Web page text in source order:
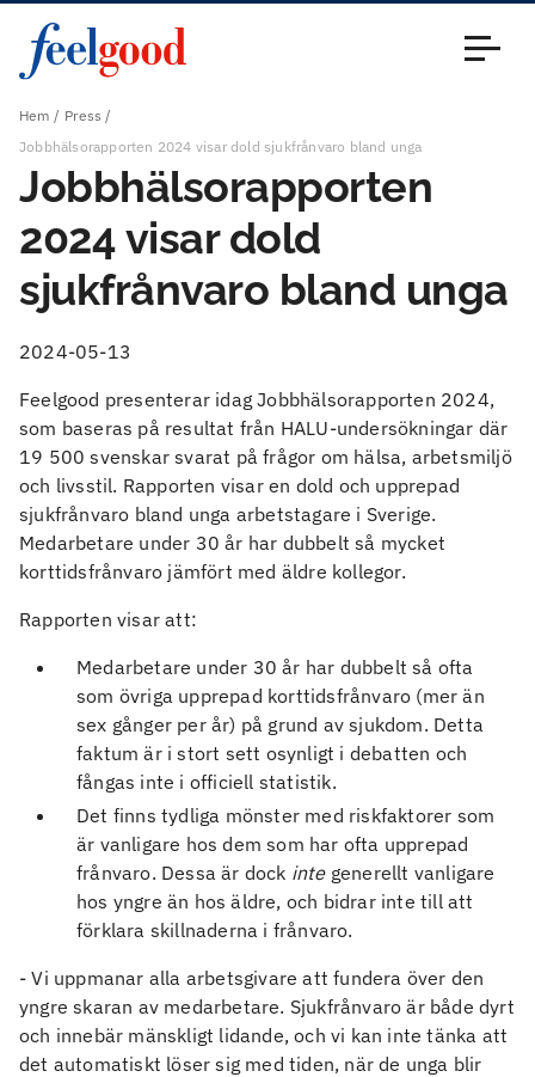
Hem
Press
Jobbhälsorapporten 2024 visar dold sjukfrånvaro bland unga
Jobbhälsorapporten
2024 visar dold
sjukfrånvaro bland unga
2024-05-13
Feelgood presenterar idag Jobbhälsorapporten 2024,
som baseras på resultat från HALU-undersökningar där
19 500 svenskar svarat på frågor om hälsa, arbetsmiljö
och livsstil. Rapporten visar en dold och upprepad
sjukfrånvaro bland unga arbetstagare i Sverige.
Medarbetare under 30 år har dubbelt så mycket
korttidsfrånvaro jämfört med äldre kollegor.
Rapporten visar att:
Medarbetare under 30 år har dubbelt så ofta
som övriga upprepad korttidsfrånvaro (mer än
sex gånger per år) på grund av sjukdom. Detta
faktum är i stort sett osynligt i debatten och
fångas inte i officiell statistik.
Det finns tydliga mönster med riskfaktorer som
är vanligare hos dem som har ofta upprepad
frånvaro. Dessa är dock integenerellt vanligare
hos yngre än hos äldre, och bidrar inte till att
förklara skillnaderna i frånvaro.
- Vi uppmanar alla arbetsgivare att fundera över den
yngre skaran av medarbetare. Sjukfrånvaro är både dyrt
och innebär mänskligt lidande, och vi kan inte tänka att
det automatiskt löser sig med tiden, när de unga blir